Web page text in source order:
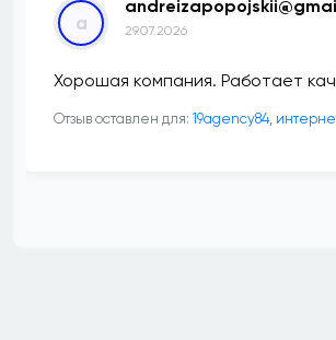
a 29.07.2026
Хорошая компания. Работает
Отзыв оставлен для: 19agency84,